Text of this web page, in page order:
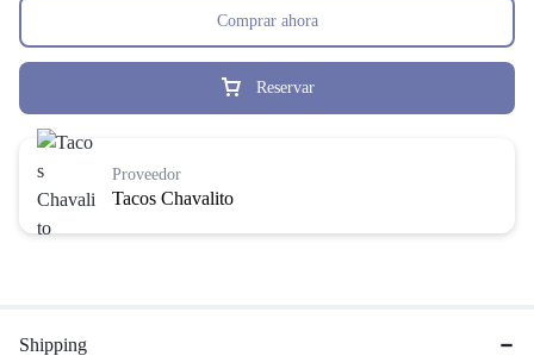
Reservar
Comprar ahora
Tacos Chavalito
Proveedor
Shipping